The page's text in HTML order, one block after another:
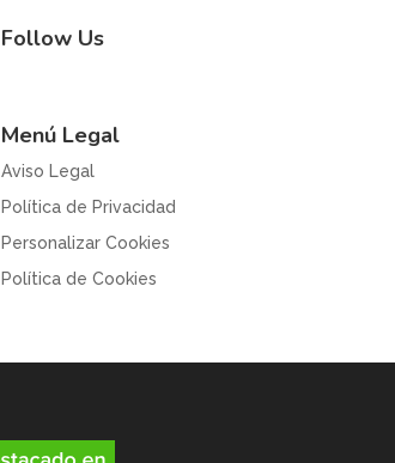
Follow Us
Menú Legal
Aviso Legal
Política de Privacidad
Personalizar Cookies
Política de Cookies